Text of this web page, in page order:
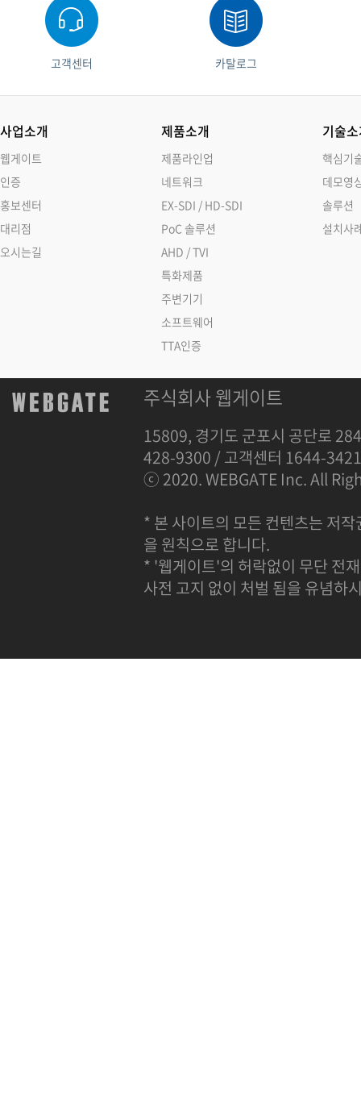
고객센터 카탈로그
사업소개
웹게이트
인증
홍보센터
대리점
오시는길
제품소개
제품라인업
네트워크
EX-SDI / HD-SDI
PoC 솔루션
AHD / TVI
특화제품
주변기기
소프트웨어
TTA인증
기술
핵심기
데모영
솔루션
설치사
주식회사 웹게이트
15809, 경기도 군포시 공단로
428-9300 / 고객센터 1644-
ⓒ 2020. WEBGATE Inc. All
* 본 사이트의 모든 컨텐츠는 저
을 원칙으로 합니다.
* '웹게이트'의 허락없이 무단 전
사전 고지 없이 처벌 됨을 유념하